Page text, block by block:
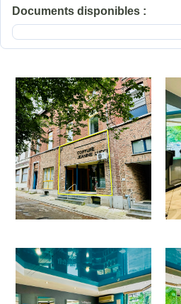
Documents disponibles :